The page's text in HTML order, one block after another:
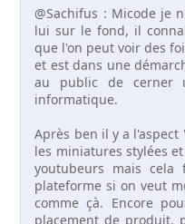
@Sachifus : Micode je
lui sur le fond, il
que l'on peut voir des
et est dans une
au public de cerner
informatique.
Après ben il y a
les miniatures stylées
youtubeurs mais
plateforme si on veut
comme çà. Encore
placement de produit,